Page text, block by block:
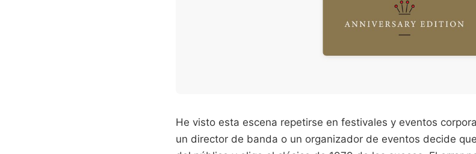
He visto esta escena repetirse en festivales y eventos
un director de banda o un organizador de eventos decide